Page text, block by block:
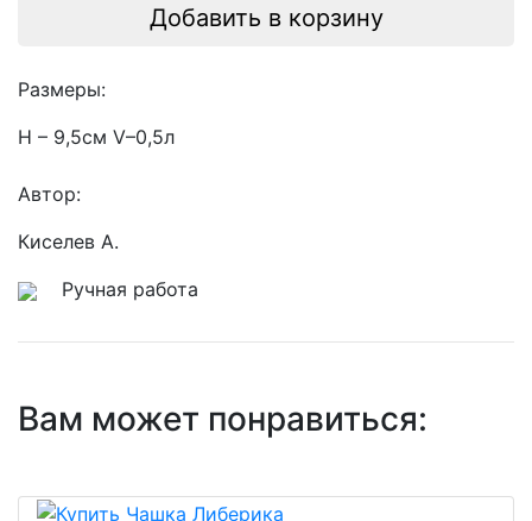
Добавить в корзину
Размеры:
H – 9,5см V–0,5л
Автор:
Киселев А.
Ручная работа
Вам может понравиться: